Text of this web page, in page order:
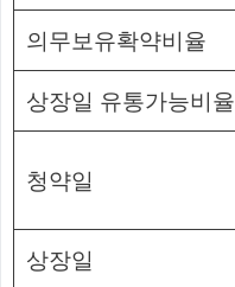
의무보유확약비율
상장일 유통가능비율
청약일
상장일